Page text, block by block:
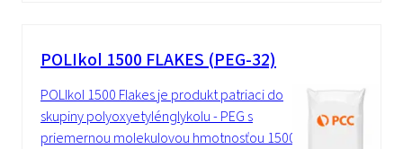
POLIkol 1500 FLAKES (PEG-32)
POLIkol 1500 Flakes je produkt patriaci do
skupiny polyoxyetylénglykolu - PEG s
priemernou molekulovou hmotnosťou 1500